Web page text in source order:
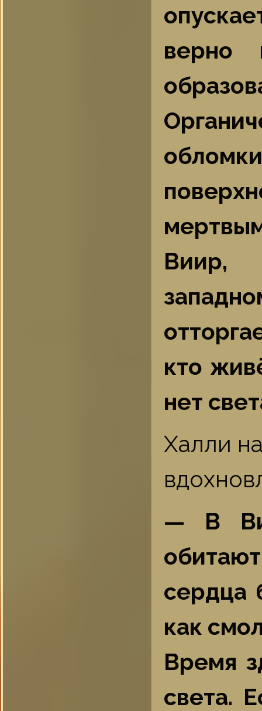
верно
Виир,
кто
нет
Халли
— В
сердца
как
Время
света.